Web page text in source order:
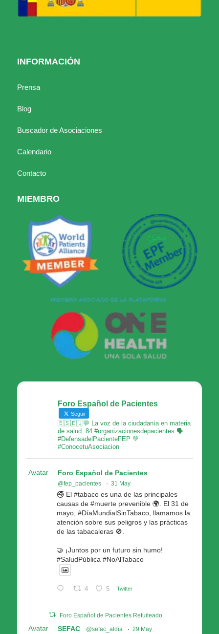
INFORMACIÓN
Prensa
Blog
Buscador de Asociaciones
Calendario
Contacto
MIEMBRO
Foro Español de Pacientes
Seguir
🇪🇸🇪🇺💬 La voz de la ciudadanía en materia
de salud. 84 #organizacionesdepacientes 🗣
#DefensadelPacienteFEP 💚
#ConocetuAsociacion
Avatar Foro Español de Pacientes
@fep_pacientes · 31 May
🚭 El #tabaco es una de las principales
causas de #muerte prevenible 🌍. El 31 de
mayo, #DíaMundialSinTabaco, llamamos la
atención sobre sus peligros y las prácticas
de las tabacaleras 🚫.
🤝 ¡Juntos por un futuro sin humo!
#SaludPública #NoAlTabaco
4 5 Twitter
Foro Español de Pacientes Retuiteado
Avatar SEFAC @sefac_aldia · 29 May